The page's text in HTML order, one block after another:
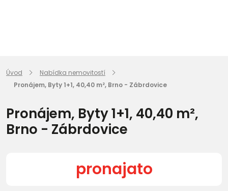
Úvod
Nabídka nemovitostí
Pronájem, Byty 1+1, 40,40 m², Brno - Zábrdovice
Pronájem, Byty 1+1, 40,40 m²,
Brno - Zábrdovice
pronajato